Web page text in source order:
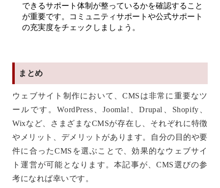
できるサポート体制が整っているかを確認すること
が重要です。コミュニティサポートや公式サポート
の充実度をチェックしましょう。
まとめ
ウェブサイト制作において、CMSは非常に重要なツ
ールです。WordPress、Joomla!、Drupal、Shopify、
Wixなど、さまざまなCMSが存在し、それぞれに特徴
やメリット、デメリットがあります。自分の目的や要
件に合ったCMSを選ぶことで、効果的なウェブサイ
ト運営が可能となります。本記事が、CMS選びの参
考になれば幸いです。